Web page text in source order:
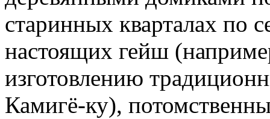
старинных кварталах по
настоящих гейш
изготовлению
Камигё-ку),